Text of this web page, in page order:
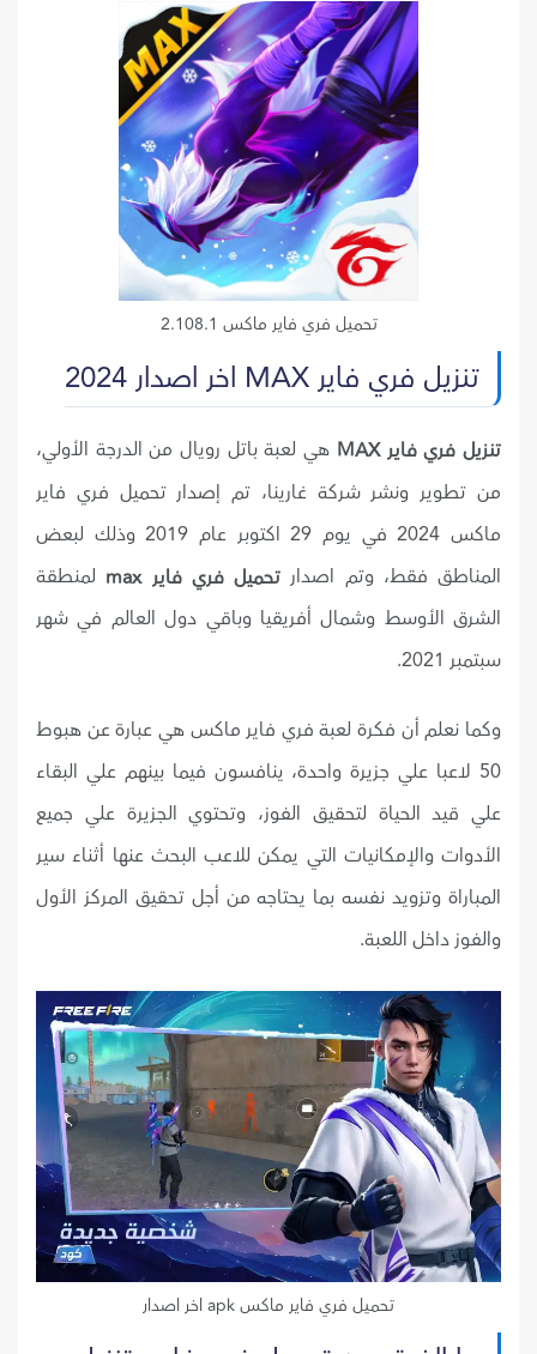
تحميل فري فاير ماكس 2.108.1
تنزيل فري فاير MAX اخر اصدار 2024
تنزيل فري فاير MAX
هي لعبة باتل رويال من الدرجة الأولي،
من تطوير ونشر شركة غارينا، تم إصدار تحميل فري فاير
ماكس 2024 في يوم 29 اكتوبر عام 2019 وذلك لبعض
المناطق فقط، وتم اصدار تحميل فري فاير max
لمنطقة
الشرق الأوسط وشمال أفريقيا وباقي دول العالم في شهر
سبتمبر 2021.
وكما نعلم أن فكرة لعبة فري فاير ماكس هي عبارة عن هبوط
50 لاعبا علي جزيرة واحدة، ينافسون فيما بينهم علي البقاء
علي قيد الحياة لتحقيق الفوز، وتحتوي الجزيرة علي جميع
الأدوات والإمكانيات التي يمكن للاعب البحث عنها أثناء سير
المباراة وتزويد نفسه بما يحتاجه من أجل تحقيق المركز الأول
والفوز داخل اللعبة.
تحميل فري فاير ماكس apk اخر اصدار